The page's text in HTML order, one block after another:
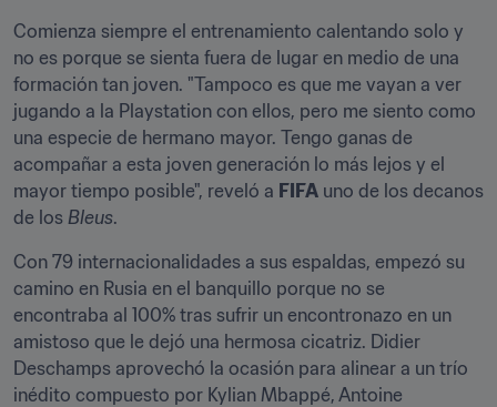
Comienza siempre el entrenamiento calentando solo y
no es porque se sienta fuera de lugar en medio de una
formación tan joven. "Tampoco es que me vayan a ver
jugando a la Playstation con ellos, pero me siento como
una especie de hermano mayor. Tengo ganas de
acompañar a esta joven generación lo más lejos y el
mayor tiempo posible", reveló a FIFA uno de los decanos
de los Bleus.
Con 79 internacionalidades a sus espaldas, empezó su
camino en Rusia en el banquillo porque no se
encontraba al 100% tras sufrir un encontronazo en un
amistoso que le dejó una hermosa cicatriz. Didier
Deschamps aprovechó la ocasión para alinear a un trío
inédito compuesto por Kylian Mbappé, Antoine